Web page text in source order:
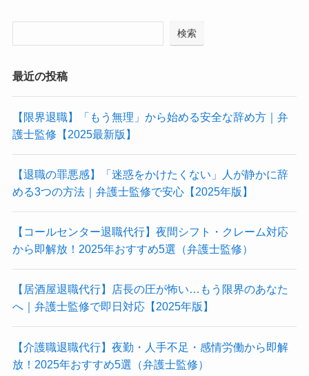
検索
最近の投稿
【限界退職】「もう無理」から始める安全な辞め方｜弁
護士監修【2025最新版】
【退職の罪悪感】「迷惑をかけたくない」人が静かに辞
める3つの方法｜弁護士監修で安心【2025年版】
【コールセンター退職代行】夜間シフト・クレーム対応
から即解放！2025年おすすめ5選（弁護士監修）
【居酒屋退職代行】店長の圧が怖い…もう限界のあなた
へ｜弁護士監修で即日対応【2025年版】
【介護職退職代行】夜勤・人手不足・感情労働から即解
放！2025年おすすめ5選（弁護士監修）